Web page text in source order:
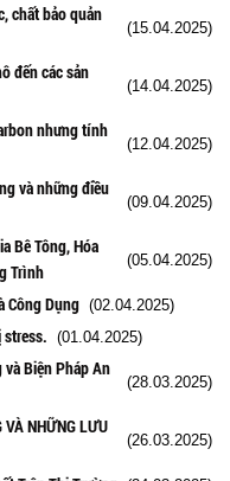
chất bảo quản
(15.04.2025)
đến các sản
(14.04.2025)
nhưng tính
(12.04.2025)
và những điều
(09.04.2025)
Bê Tông, Hóa
Trình
(05.04.2025)
Công Dụng (02.04.2025)
(01.04.2025)
Biện Pháp An
(28.03.2025)
VÀ NHỮNG LƯU
(26.03.2025)